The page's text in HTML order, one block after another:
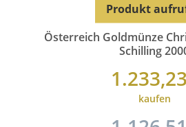
Österreich Goldmünze
Schilling
kaufen
Produkt